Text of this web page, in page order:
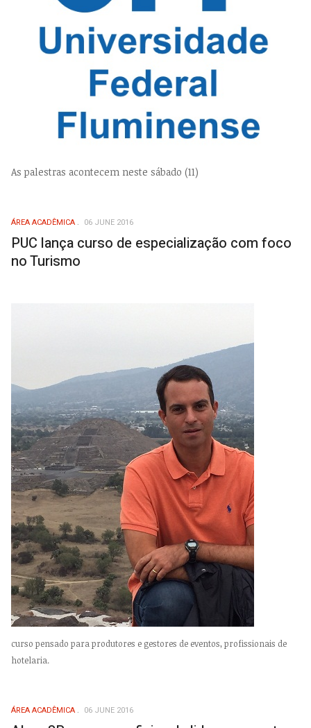
As palestras acontecem neste sábado (11)
ÁREA ACADÊMICA 06 JUNE 2016
PUC lança curso de especialização com foco
no Turismo
curso pensado para produtores e gestores de eventos, profissionais de
hotelaria.
ÁREA ACADÊMICA 06 JUNE 2016